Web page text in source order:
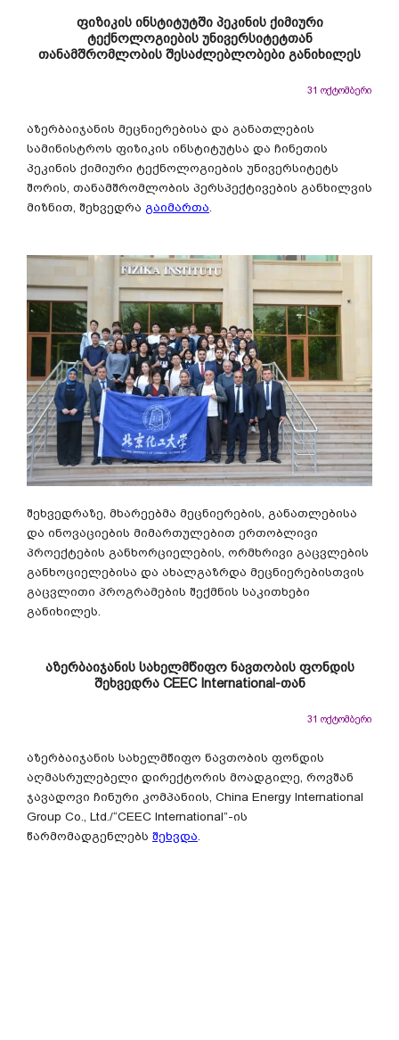
ფიზიკის ინსტიტუტში პეკინის ქიმიური
ტექნოლოგიების უნივერსიტეტთან
თანამშრომლობის შესაძლებლობები განიხილეს
31 ოქტომბერი
აზერბაიჯანის მეცნიერებისა და განათლების
სამინისტროს ფიზიკის ინსტიტუტსა და ჩინეთის
პეკინის ქიმიური ტექნოლოგიების უნივერსიტეტს
შორის, თანამშრომლობის პერსპექტივების განხილვის
მიზნით, შეხვედრა გაიმართა
შეხვედრაზე, მხარეებმა მეცნიერების, განათლებისა
და ინოვაციების მიმართულებით ერთობლივი
პროექტების განხორციელების, ორმხრივი გაცვლების
განხოციელებისა და ახალგაზრდა მეცნიერებისთვის
გაცვლითი პროგრამების შექმნის საკითხები
განიხილეს.
აზერბაიჯანის სახელმწიფო ნავთობის ფონდის
შეხვედრა CEEC International-თან
31 ოქტომბერი
აზერბაიჯანის სახელმწიფო ნავთობის ფონდის
აღმასრულებელი დირექტორის მოადგილე, როვშან
ჯავადოვი ჩინური კომპანიის, China Energy International
Group Co., Ltd./“CEEC International”-ის
წარმომადგენლებს შეხვდა.